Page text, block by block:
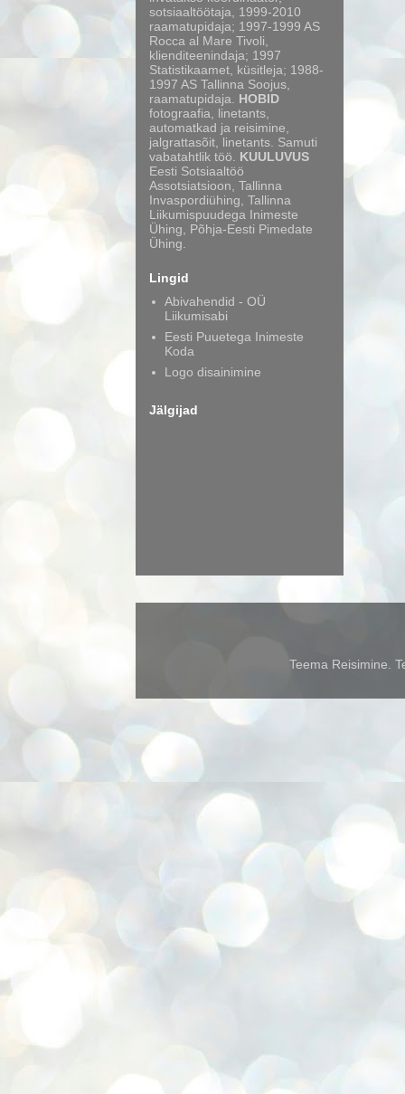
sotsiaaltöötaja, 1999-2010
raamatupidaja; 1997-1999 AS
Rocca al Mare Tivoli,
klienditeenindaja; 1997
Statistikaamet, küsitleja; 1988-
1997 AS Tallinna Soojus,
raamatupidaja. HOBID
fotograafia, linetants,
automatkad ja reisimine,
jalgrattasõit, linetants. Samuti
vabatahtlik töö. KUULUVUS
Eesti Sotsiaaltöö
Assotsiatsioon, Tallinna
Invaspordiühing, Tallinna
Liikumispuudega Inimeste
Ühing, Põhja-Eesti Pimedate
Ühing.
Lingid
Abivahendid - OÜ
Liikumisabi
Eesti Puuetega Inimeste
Koda
Logo disainimine
Jälgijad
Teema Reisimine.